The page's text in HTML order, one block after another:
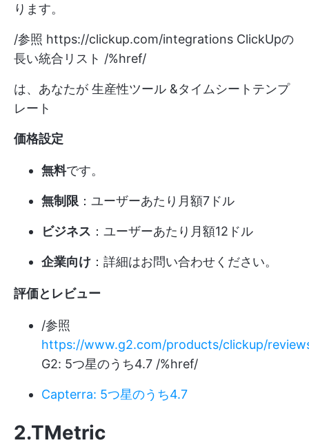
ります。
/参照 https://clickup.com/integrations ClickUpの
長い統合リスト /%href/
は、あなたが 生産性ツール &タイムシートテンプ
レート
価格設定
無料です。
無制限 ：ユーザーあたり月額7ドル
ビジネス ：ユーザーあたり月額12ドル
企業向け ：詳細はお問い合わせください。
評価とレビュー
/参照
https://www.g2.com/products/clickup/
G2: 5つ星のうち4.7 /%href/
Capterra: 5つ星のうち4.7
2.TMetric